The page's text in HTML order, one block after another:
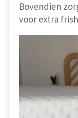
Bovendien
voor extra